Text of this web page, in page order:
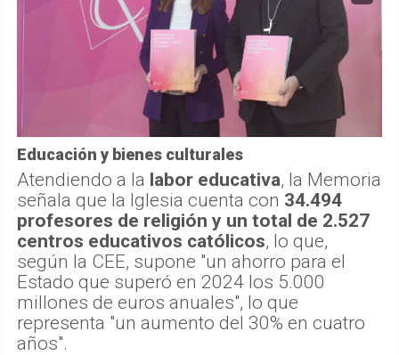
Educación y bienes culturales
Atendiendo a la labor educativa, la Memoria
señala que la Iglesia cuenta con 34.494
profesores de religión y un total de 2.527
centros educativos católicos, lo que,
según la CEE, supone "un ahorro para el
Estado que superó en 2024 los 5.000
millones de euros anuales", lo que
representa "un aumento del 30% en cuatro
años".